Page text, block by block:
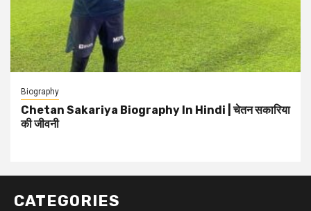
Biography
Chetan Sakariya Biography In Hindi | चेतन सकारिया
की जीवनी
CATEGORIES